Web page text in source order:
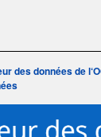
des données de
données en cours…